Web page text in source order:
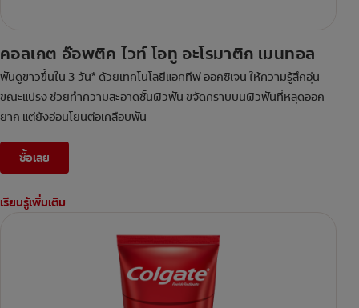
คอลเกต อ๊อพติค ไวท์ โอทู อะโรมาติก เมนทอล
ฟันดูขาวขึ้นใน 3 วัน* ด้วยเทคโนโลยีแอคทีฟ ออกซิเจน ให้ความรู้สึกอุ่น
ขณะแปรง ช่วยทำความสะอาดชั้นผิวฟัน ขจัดคราบบนผิวฟันที่หลุดออก
ยาก แต่ยังอ่อนโยนต่อเคลือบฟัน
ซื้อเลย
เรียนรู้เพิ่มเติม